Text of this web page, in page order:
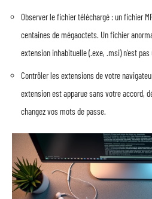
Observer le fichier téléchargé : un fichier
centaines de mégaoctets. Un fichier
extension inhabituelle (.exe, .msi) n’est
Contrôler les extensions de votre
extension est apparue sans votre accord,
changez vos mots de passe.